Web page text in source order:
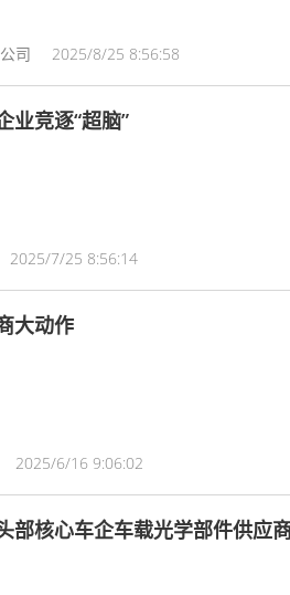
2025/8/25 8:56:58
公司
业竞逐“超脑”
2025/7/25 8:56:14
大动作
2025/6/16 9:06:02
部核心车企车载光学部件供应